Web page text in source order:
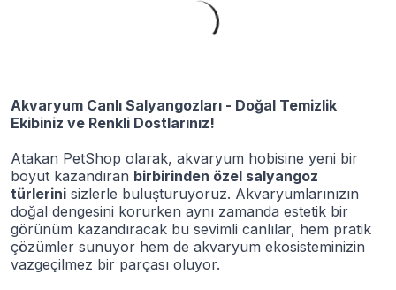
Akvaryum Canlı Salyangozları - Doğal Temizlik
Ekibiniz ve Renkli Dostlarınız!
Atakan PetShop olarak, akvaryum hobisine yeni bir
boyut kazandıran birbirinden özel salyangoz
türlerini sizlerle buluşturuyoruz. Akvaryumlarınızın
doğal dengesini korurken aynı zamanda estetik bir
görünüm kazandıracak bu sevimli canlılar, hem pratik
çözümler sunuyor hem de akvaryum ekosisteminizin
vazgeçilmez bir parçası oluyor.